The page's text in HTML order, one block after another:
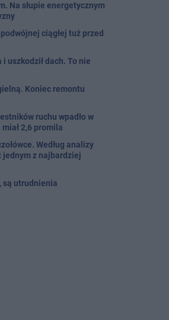
Na słupie energetycznym
ciągłej tuż przed
i uszkodził dach. To nie
Koniec remontu
ruchu wpadło w
2,6 promila
Według analizy
jednym z najbardziej
są utrudnienia